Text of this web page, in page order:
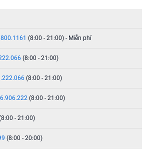
(8:00 - 21:00) - Miễn phí
(8:00 - 21:00)
(8:00 - 21:00)
(8:00 - 21:00)
- 21:00)
(8:00 - 20:00)